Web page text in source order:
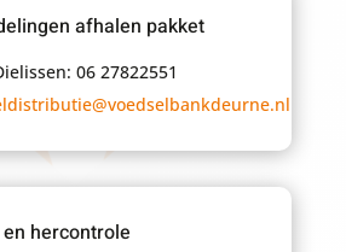
afhalen pakket
06 27822551
hercontrole